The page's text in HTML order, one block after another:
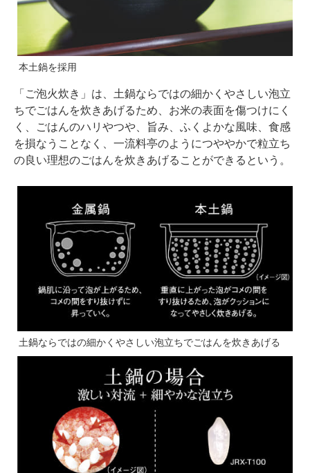
本土鍋を採用
「ご泡火炊き」は、土鍋ならではの細かくやさしい泡立
ちでごはんを炊きあげるため、お米の表面を傷つけにく
く、ごはんのハリやつや、旨み、ふくよかな風味、食感
を損なうことなく、一流料亭のようにつややかで粒立ち
の良い理想のごはんを炊きあげることができるという。
土鍋ならではの細かくやさしい泡立ちでごはんを炊きあげる